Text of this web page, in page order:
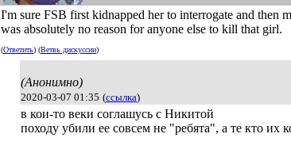
I'm sure FSB first kidnapped her to interrogate and then
was absolutely no reason for anyone else to kill that girl.
(Ответить) (Ветвь дискуссии)
(Анонимно)
2020-03-07 01:35 (ссылка)
в кои-то веки соглашусь с Никитой
походу убили ее совсем не "ребята", а те кто